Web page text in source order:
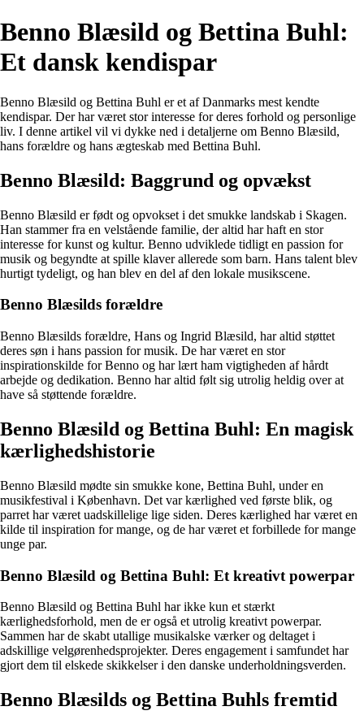
Benno Blæsild og Bettina Buhl:
Et dansk kendispar
Benno Blæsild og Bettina Buhl er et af Danmarks mest kendte
kendispar. Der har været stor interesse for deres forhold og personlige
liv. I denne artikel vil vi dykke ned i detaljerne om Benno Blæsild,
hans forældre og hans ægteskab med Bettina Buhl.
Benno Blæsild: Baggrund og opvækst
Benno Blæsild er født og opvokset i det smukke landskab i Skagen.
Han stammer fra en velstående familie, der altid har haft en stor
interesse for kunst og kultur. Benno udviklede tidligt en passion for
musik og begyndte at spille klaver allerede som barn. Hans talent blev
hurtigt tydeligt, og han blev en del af den lokale musikscene.
Benno Blæsilds forældre
Benno Blæsilds forældre, Hans og Ingrid Blæsild, har altid støttet
deres søn i hans passion for musik. De har været en stor
inspirationskilde for Benno og har lært ham vigtigheden af hårdt
arbejde og dedikation. Benno har altid følt sig utrolig heldig over at
have så støttende forældre.
Benno Blæsild og Bettina Buhl: En magisk
kærlighedshistorie
Benno Blæsild mødte sin smukke kone, Bettina Buhl, under en
musikfestival i København. Det var kærlighed ved første blik, og
parret har været uadskillelige lige siden. Deres kærlighed har været en
kilde til inspiration for mange, og de har været et forbillede for mange
unge par.
Benno Blæsild og Bettina Buhl: Et kreativt powerpar
Benno Blæsild og Bettina Buhl har ikke kun et stærkt
kærlighedsforhold, men de er også et utrolig kreativt powerpar.
Sammen har de skabt utallige musikalske værker og deltaget i
adskillige velgørenhedsprojekter. Deres engagement i samfundet har
gjort dem til elskede skikkelser i den danske underholdningsverden.
Benno Blæsilds og Bettina Buhls fremtid